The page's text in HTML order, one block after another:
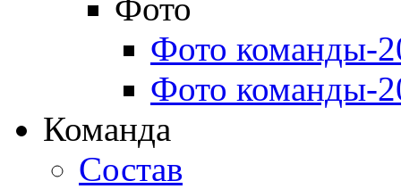
Фото
Фото команды-
Фото команды-
Команда
Состав